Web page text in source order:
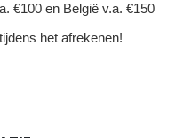
€100 en België v.a. €150
het afrekenen!